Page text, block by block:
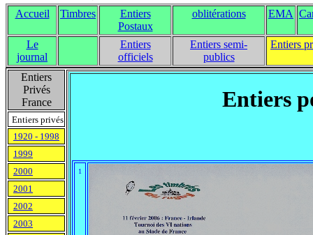
Accueil Timbres
Entiers
Postaux
oblitérations EMA
Le
journal
Entiers
officiels
Entiers semi-
publics
Entiers
Entiers
Privés
France
Entiers
1
Entiers privés
1920 - 1998
1999
2000
2001
2002
2003